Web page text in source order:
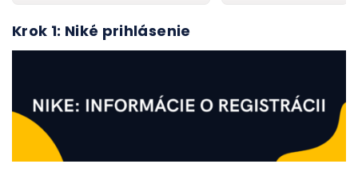
Krok 1: Niké prihlásenie